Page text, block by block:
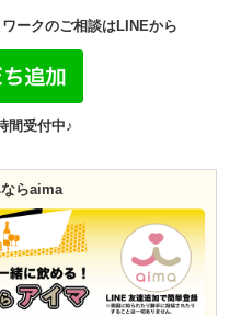
ークのご相談はLINEから
間受付中♪
らaima